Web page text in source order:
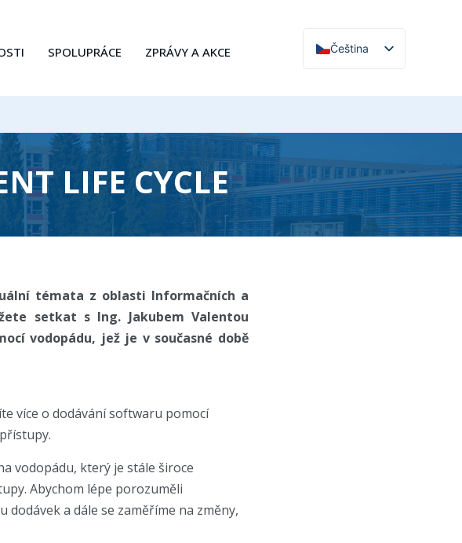
SPOLUPRÁCE ZPRÁVY A AKCE
Čeština
English
LIFE CYCLE
témata z oblasti Informačních a
setkat s Ing. Jakubem Valentou
vodopádu, jež je v současné době
více o dodávání softwaru pomocí
vodopádu, který je stále široce
Abychom lépe porozuměli
a dále se zaměříme na změny,